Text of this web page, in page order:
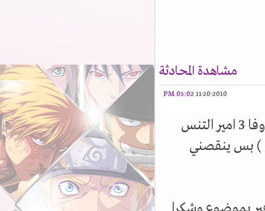
مشاهدة المحادثة
11-20-2010
05:02 PM
هاي مستر مهستر امم اذا كانت عندك ملفات ترجمه اوفا 3 امير التنس
انك ما تبخل علي بها لاني ابغاها (ابترجم الاوفا 3 ) بس ينقصني